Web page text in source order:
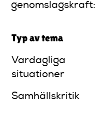
genomslagskraft:
Typ av tema
Vardagliga
situationer
Samhällskritik